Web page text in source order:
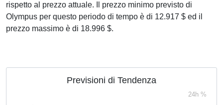
rispetto al prezzo attuale. Il prezzo minimo previsto di
Olympus per questo periodo di tempo è di 12.917 $ ed il
prezzo massimo è di 18.996 $.
Previsioni di Tendenza
24h %